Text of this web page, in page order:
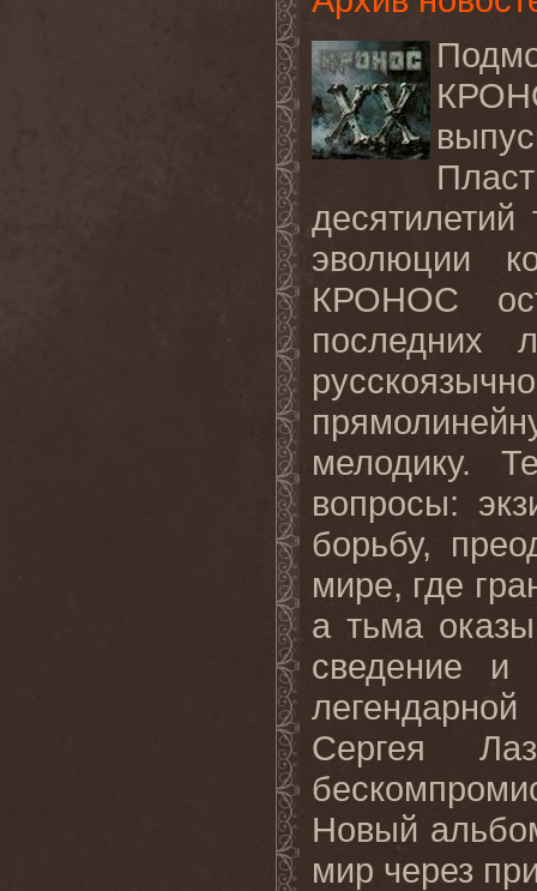
эволюции
КРОНОС
последних
мелодику.
вопросы:
борьбу,
мире, где
а тьма
сведение и
Сергея
Новый
мир через